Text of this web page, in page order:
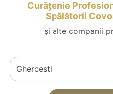
Curățenie
Spălătorii
și alte companii